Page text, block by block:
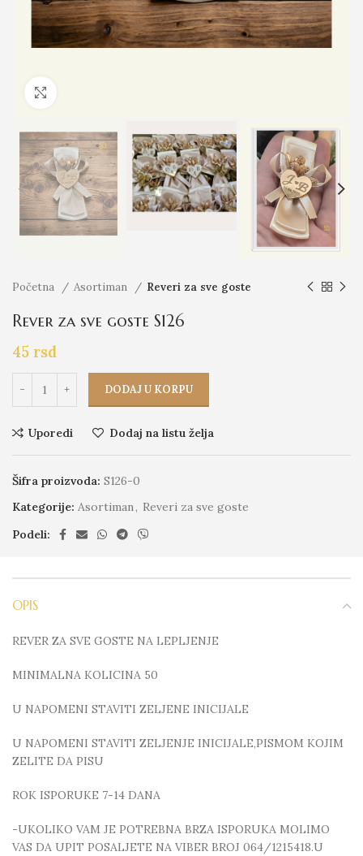
Početna Asortiman Reveri za sve goste
Rever za sve goste S126
45 rsd
DODAJ U KORPU
Uporedi Dodaj na listu želja
Šifra proizvoda: S126-0
Kategorije: Asortiman, Reveri za sve goste
Podeli:
OPIS
REVER ZA SVE GOSTE NA LEPLJENJE
MINIMALNA KOLICINA 50
U NAPOMENI STAVITI ZELJENE INICIJALE
U NAPOMENI STAVITI ZELJENJE INICIJALE,PISMOM KOJIM
ZELITE DA PISU
ROK ISPORUKE 7-14 DANA
-UKOLIKO VAM JE POTREBNA BRZA ISPORUKA MOLIMO
VAS DA UPIT POSALJETE NA VIBER BROJ 064/1215418.U